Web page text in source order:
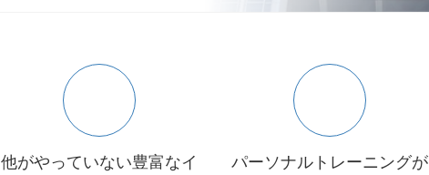
他がやっていない豊富なイ
パーソナルトレーニングが